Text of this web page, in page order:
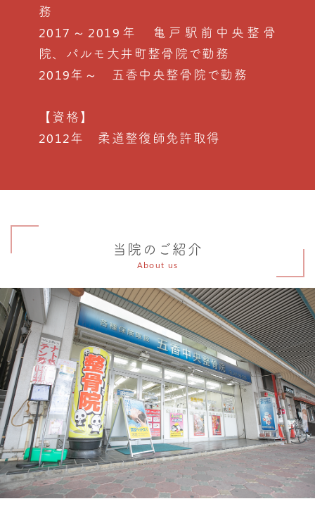
務
2017～2019年 亀戸駅前中央整骨
院、パルモ大井町整骨院で勤務
2019年～ 五香中央整骨院で勤務
【資格】
2012年 柔道整復師免許取得
当院のご紹介
About us